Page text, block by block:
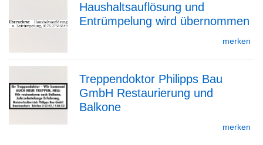
Detailseite
zur
Detailseite
Haushaltsauflösung und
Entrümpelung wird übernommen
merken
Treppendoktor Philipps Bau
GmbH Restaurierung und
Balkone
merken